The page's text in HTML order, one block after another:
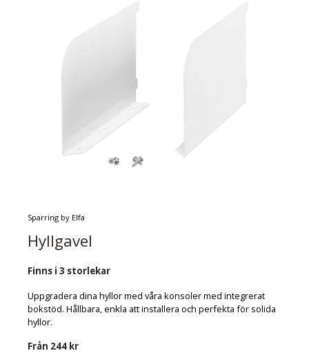
Sparring by Elfa
Hyllgavel
Finns i 3 storlekar
Uppgradera dina hyllor med våra konsoler med integrerat
bokstöd. Hållbara, enkla att installera och perfekta för solida
hyllor.
Från 244 kr